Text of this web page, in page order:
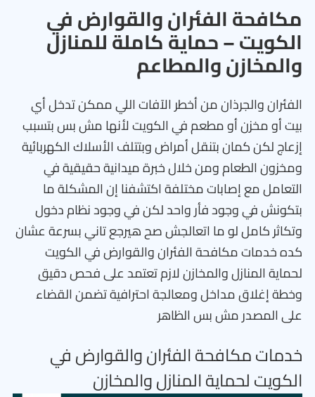
مكافحة الفئران والقوارض في
الكويت – حماية كاملة للمنازل
والمخازن والمطاعم
الفئران والجرذان من أخطر الآفات اللي ممكن تدخل أي
بيت أو مخزن أو مطعم في الكويت لأنها مش بس بتسبب
إزعاج لكن كمان بتنقل أمراض وبتتلف الأسلاك الكهربائية
ومخزون الطعام ومن خلال خبرة ميدانية حقيقية في
التعامل مع إصابات مختلفة اكتشفنا إن المشكلة ما
بتكونش في وجود فأر واحد لكن في وجود نظام دخول
وتكاثر كامل لو ما اتعالجش صح هيرجع تاني بسرعة عشان
كده خدمات مكافحة الفئران والقوارض في الكويت
لحماية المنازل والمخازن لازم تعتمد على فحص دقيق
وخطة إغلاق مداخل ومعالجة احترافية تضمن القضاء
على المصدر مش بس الظاهر
خدمات مكافحة الفئران والقوارض في
الكويت لحماية المنازل والمخازن